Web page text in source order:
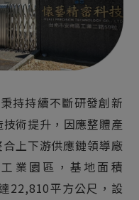
持持續不斷研發創新
術提升，因應整體產
上下游供應鏈領導廠
業園區，基地面積
22,810平方公尺，設